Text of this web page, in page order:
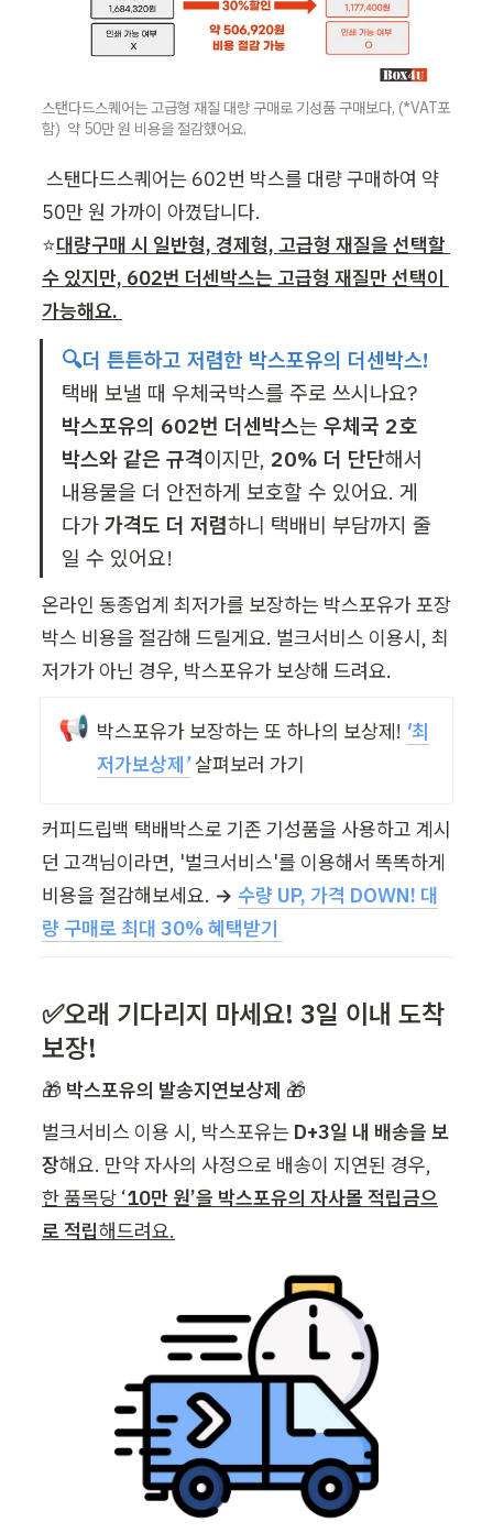
스탠다드스퀘어는 고급형 재질 대량 구매로 기성품 구매보다, (*VAT포
함)  약 50만 원 비용을 절감했어요.
50만 원 가까이 아꼈답니다.
⭐대량구매 시 일반형, 경제형, 고급형 재질을 선택할
수 있지만, 602번 더센박스는 고급형 재질만 선택이
가능해요.
박스포유의 602번 더센박스는 우체국 2호
박스와 같은 규격이지만, 20% 더 단단해서
내용물을 더 안전하게 보호할 수 있어요. 게
다가 가격도 더 저렴하니 택배비 부담까지 줄
일 수 있어요!
온라인 동종업계 최저가를 보장하는 박스포유가 포장
박스 비용을 절감해 드릴게요. 벌크서비스 이용시, 최
저가가 아닌 경우, 박스포유가 보상해 드려요.
📢 박스포유가 보장하는 또 하나의 보상제! '최
저가보상제’살펴보러 가기
커피드립백 택배박스로 기존 기성품을 사용하고 계시
던 고객님이라면, '벌크서비스'를 이용해서 똑똑하게
비용을 절감해보세요. → 수량 UP, 가격 DOWN! 대
량 구매로 최대 30% 혜택받기
✅오래 기다리지 마세요! 3일 이내 도착
보장!
🎁 박스포유의 발송지연보상제 🎁
벌크서비스 이용 시, 박스포유는 D+3일 내 배송을 보
장
한 품목당 ‘10만 원’을 박스포유의 자사몰 적립금으
로 적립해드려요.